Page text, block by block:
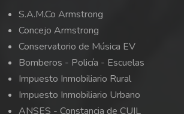
S.A.M.Co Armstrong
Concejo Armstrong
Conservatorio de Música EV
Bomberos - Policía - Escuelas
Impuesto Inmobiliario Rural
Impuesto Inmobiliario Urbano
ANSES - Constancia de CUIL